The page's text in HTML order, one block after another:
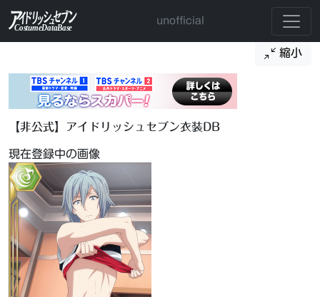
unofficial
縮小
【非公式】アイドリッシュセブン衣装DB
現在登録中の画像